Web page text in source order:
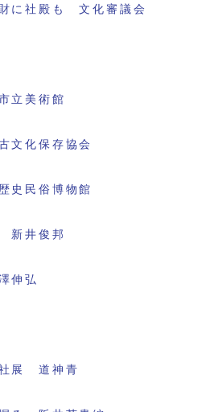
に社殿も 文化審議会
立美術館
文化保存協会
史民俗博物館
新井俊邦
伸弘
展 道神青